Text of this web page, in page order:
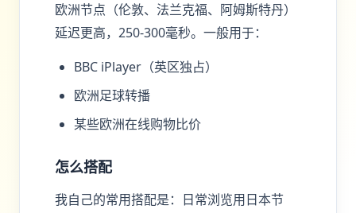
欧洲节点（伦敦、法兰克福、阿姆斯特丹）
延迟更高，250-300毫秒。一般用于：
BBC iPlayer（英区独占）
欧洲足球转播
某些欧洲在线购物比价
怎么搭配
我自己的常用搭配是：日常浏览用日本节